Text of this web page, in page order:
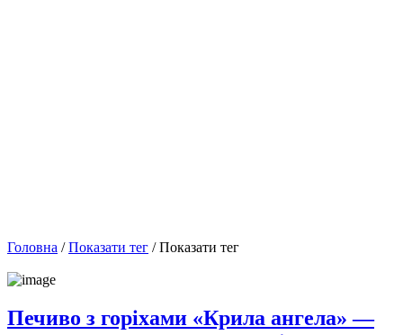
Головна /Показати тег / Показати тег
Печиво з горіхами «Крила ангела» —